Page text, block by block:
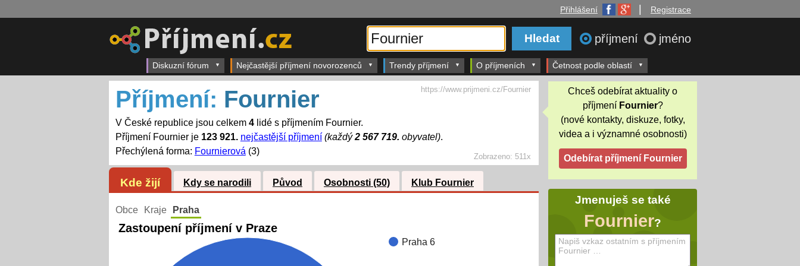
Přihlášení Registrace
příjmení jméno
Diskuzní fórum Nejčastější příjmení novorozenců Trendy příjmení O příjmeních Četnost podle oblastí
Zobrazeno: 511x
Příjmení: Fournier
V České republice jsou celkem 4lidé s příjmením Fournier.
Příjmení Fournier je 123 921. nejčastější příjmení (každý2 567 719. obyvatel).
Přechýlená forma: Fournierová (3)
https://www.prijmeni.cz/Fournier
Kde žijí Kdy se narodili Původ Osobnosti (50) Klub Fournier
Obce Kraje Praha
Zastoupení příjmení v Praze
Praha 6
Chceš odebírat aktuality o
příjmení Fournier?
(nové kontakty, diskuze, fotky,
videa a i významné osobnosti)
Jmenuješ se také
Fournier?